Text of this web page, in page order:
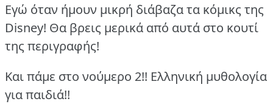
Εγώ όταν ήμουν μικρή διάβαζα τα κόμικς της
Disney! Θα βρεις μερικά από αυτά στο κουτί
της περιγραφής!
Και πάμε στο νούμερο 2!! Ελληνική μυθολογία
για παιδιά!!